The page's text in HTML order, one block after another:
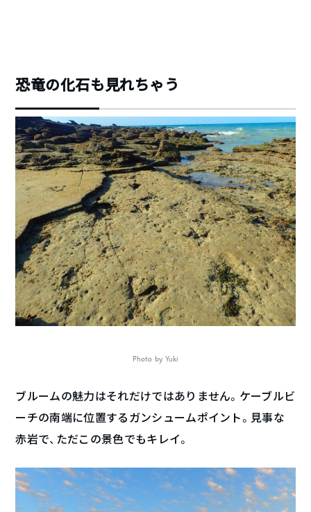
恐竜の化石も見れちゃう
Photo by Yuki
ブルームの魅力はそれだけではありません。ケーブルビ
ーチの南端に位置するガンシュームポイント。見事な
赤岩で、ただこの景色でもキレイ。